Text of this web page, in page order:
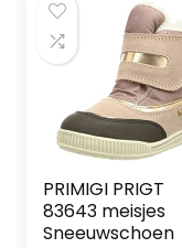
PRIMIGI PRIGT
83643 meisjes
Sneeuwschoen